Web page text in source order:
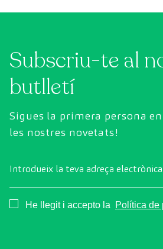
convencionals, aquesta revisió
l'estat dels òrgans vitals, el
cervell abans que apareguin els
símptomes.
Subscriu-te al
butlletí
Sigues la primera persona
les nostres novetats!
Introdueix la teva adreça electrònica
Consentimiento
He llegit i accepto la
Política de